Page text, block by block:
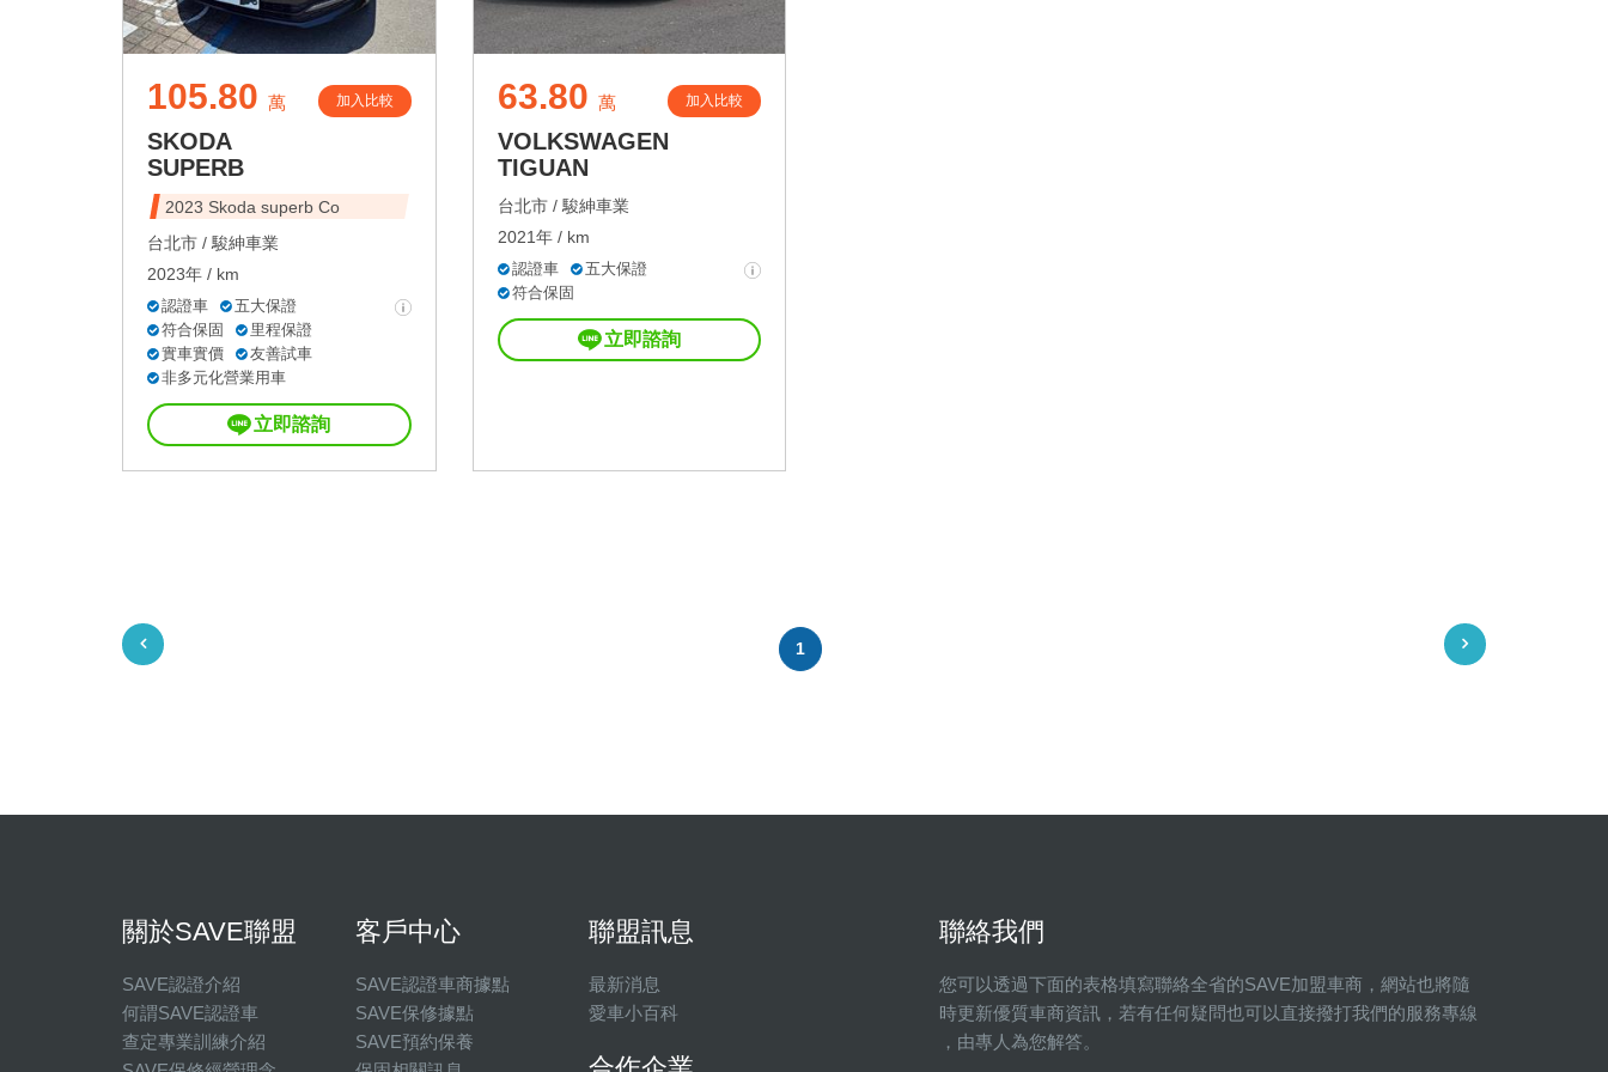
105.80 萬 加入比較
SKODA
SUPERB
2023 Skoda superb Co
台北市 / 駿紳車業
2023年 / km
認證車
五大保證
符合保固
里程保證
實車實價
友善試車
非多元化營業用車
立即諮詢
63.80 萬 加入比較
VOLKSWAGEN
TIGUAN
台北市 / 駿紳車業
2021年 / km
認證車
五大保證
符合保固
立即諮詢
1
關於SAVE聯盟
SAVE認證介紹
何謂SAVE認證車
查定專業訓練介紹
客戶中心
SAVE認證車商據點
SAVE保修據點
SAVE預約保養
聯盟訊息
最新消息
愛車小百科
聯絡我們
您可以透過下面的表格填寫聯絡全省的SAVE加盟車商，網站也將隨
時更新優質車商資訊，若有任何疑問也可以直接撥打我們的服務專線
，由專人為您解答。